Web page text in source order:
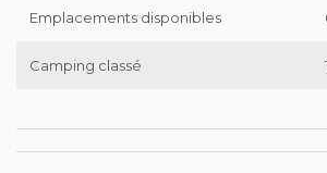
Emplacements disponibles
Camping classé